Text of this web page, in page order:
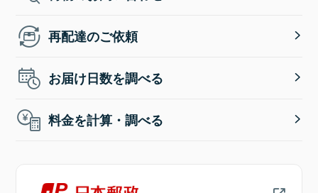
再配達のご依頼
お届け日数を調べる
料金を計算・調べる